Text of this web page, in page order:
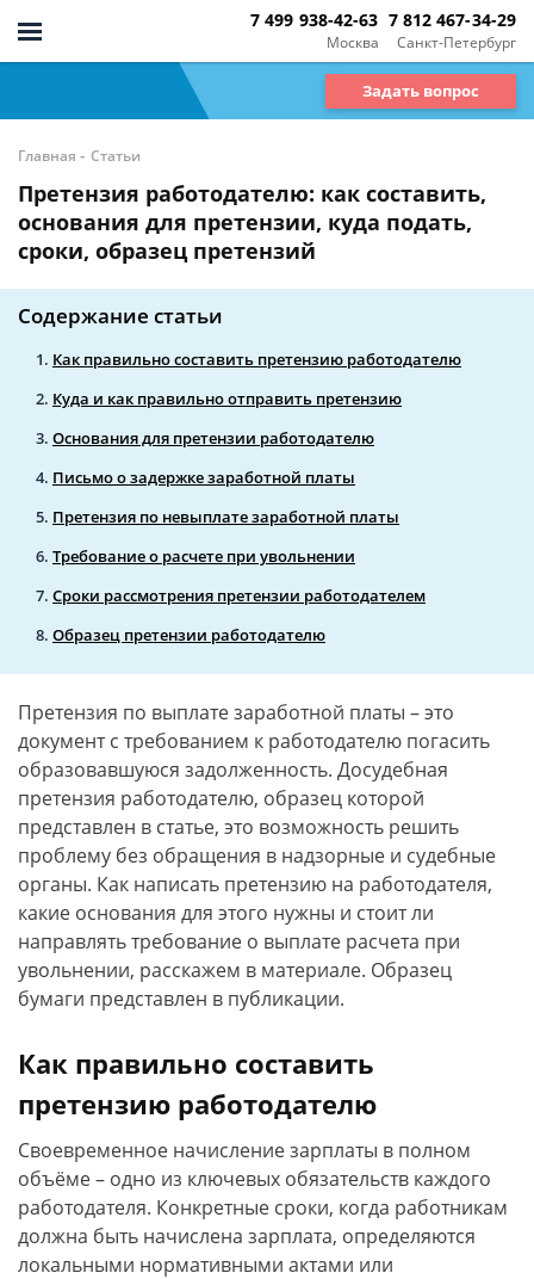
Москва
7 499 938-42-63
Санкт-Петербург
7 812 467-34-29
Задать вопрос
Главная - Статьи
Претензия работодателю: как составить,
основания для претензии, куда подать,
сроки, образец претензий
Содержание статьи
Как правильно составить претензию работодателю
Куда и как правильно отправить претензию
Основания для претензии работодателю
Письмо о задержке заработной платы
Претензия по невыплате заработной платы
Требование о расчете при увольнении
Сроки рассмотрения претензии работодателем
Образец претензии работодателю
Претензия по выплате заработной платы – это
документ с требованием к работодателю погасить
образовавшуюся задолженность. Досудебная
претензия работодателю, образец которой
представлен в статье, это возможность решить
проблему без обращения в надзорные и судебные
органы. Как написать претензию на работодателя,
какие основания для этого нужны и стоит ли
направлять требование о выплате расчета при
увольнении, расскажем в материале. Образец
бумаги представлен в публикации.
Как правильно составить
претензию работодателю
Своевременное начисление зарплаты в полном
объёме – одно из ключевых обязательств каждого
работодателя. Конкретные сроки, когда работникам
должна быть начислена зарплата, определяются
локальными нормативными актами или